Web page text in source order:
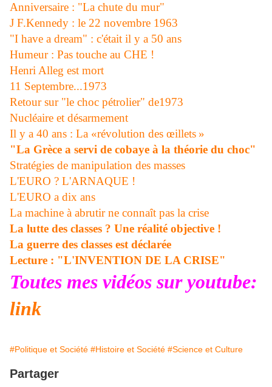
Anniversaire : "La chute du mur"
J F.Kennedy : le 22 novembre 1963
"I have a dream" : c'était il y a 50 ans
Humeur : Pas touche au CHE !
Henri Alleg est mort
11 Septembre...1973
Retour sur "le choc pétrolier" de1973
Nucléaire et désarmement
Il y a 40 ans : La «révolution des œillets »
"La Grèce a servi de cobaye à la théorie du choc"
Stratégies de manipulation des masses
L'EURO ? L'ARNAQUE !
L'EURO a dix ans
La machine à abrutir ne connaît pas la crise
La lutte des classes ? Une réalité objective !
La guerre des classes est déclarée
Lecture : "L'INVENTION DE LA CRISE"
Toutes mes vidéos sur youtube:
link
#Politique et Société #Histoire et Société #Science et Culture
Partager